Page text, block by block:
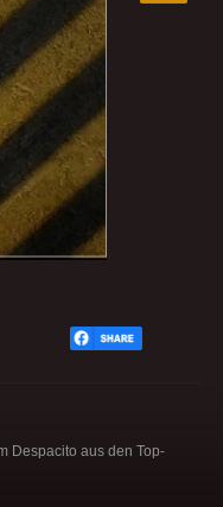
Despacito aus den Top-